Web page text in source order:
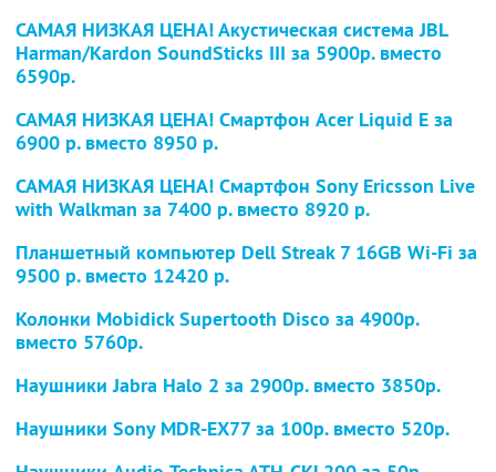
САМАЯ НИЗКАЯ ЦЕНА! Акустическая система JBL
Harman/Kardon SoundSticks III за 5900р. вместо
6590р.
САМАЯ НИЗКАЯ ЦЕНА! Смартфон Acer Liquid E за
6900 р. вместо 8950 р.
САМАЯ НИЗКАЯ ЦЕНА! Смартфон Sony Ericsson Live
with Walkman за 7400 р. вместо 8920 р.
Планшетный компьютер Dell Streak 7 16GB Wi-Fi за
9500 р. вместо 12420 р.
Колонки Mobidick Supertooth Disco за 4900р.
вместо 5760р.
Наушники Jabra Halo 2 за 2900р. вместо 3850р.
Наушники Sony MDR-EX77за 100р. вместо 520р.